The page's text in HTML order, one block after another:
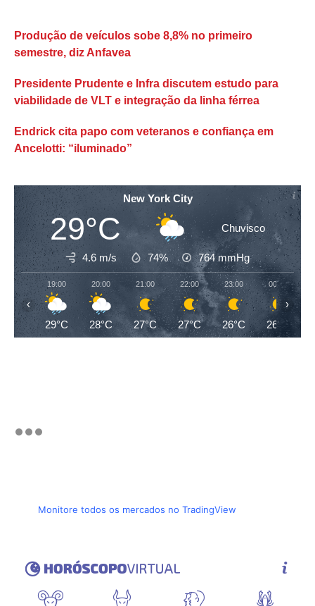
Produção de veículos sobe 8,8% no primeiro
semestre, diz Anfavea
Presidente Prudente e Infra discutem estudo para
viabilidade de VLT e integração da linha férrea
Endrick cita papo com veteranos e confiança em
Ancelotti: “iluminado”
New York City
29°C Chuvisco
4.6 m/s 74% 764mmHg
19:00
29°C
20:00
28°C
21:00
27°C
22:00
27°C
23:00
26°C
00:00
26°C
‹ ›
Monitore todos os mercados no TradingView